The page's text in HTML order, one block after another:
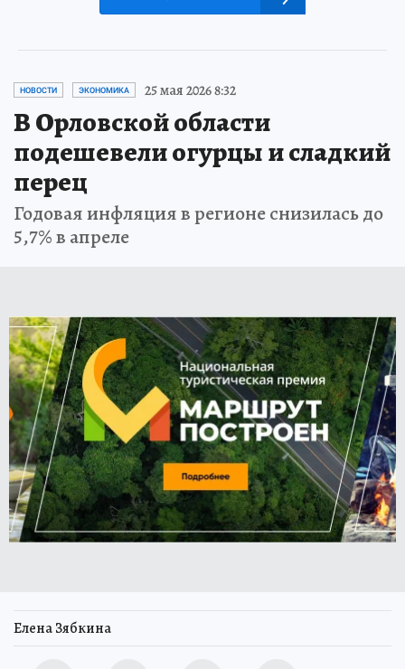
НОВОСТИ ЭКОНОМИКА 25 мая 2026 8:32
В Орловской области
подешевели огурцы и сладкий
перец
Годовая инфляция в регионе снизилась до
5,7% в апреле
Елена Зябкина